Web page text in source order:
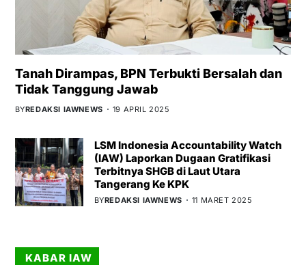
Tanah Dirampas, BPN Terbukti Bersalah dan
Tidak Tanggung Jawab
BYREDAKSI IAWNEWS 19 APRIL 2025
LSM Indonesia Accountability Watch
(IAW) Laporkan Dugaan Gratifikasi
Terbitnya SHGB di Laut Utara
Tangerang Ke KPK
BYREDAKSI IAWNEWS 11 MARET 2025
KABAR IAW